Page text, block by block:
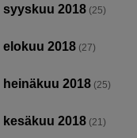
syyskuu 2018 (25)
elokuu 2018 (27)
heinäkuu 2018 (25)
kesäkuu 2018 (21)